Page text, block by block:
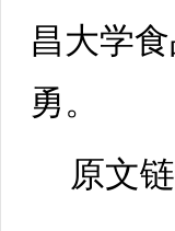
昌大学
勇。
原文